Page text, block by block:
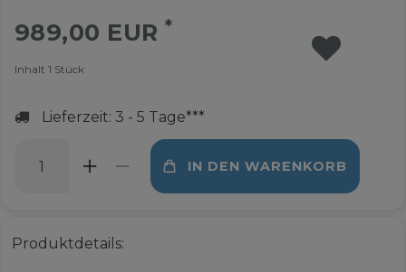
989,00 EUR*
Inhalt 1 Stück
Lieferzeit: 3 - 5 Tage***
IN DEN WARENKORB
Produktdetails: